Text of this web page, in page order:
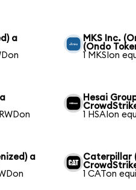
a
MKS Inc.
(Ondo
1 MKSIon
Hesai
1 HSAIon
a
Caterpillar
1 CATon